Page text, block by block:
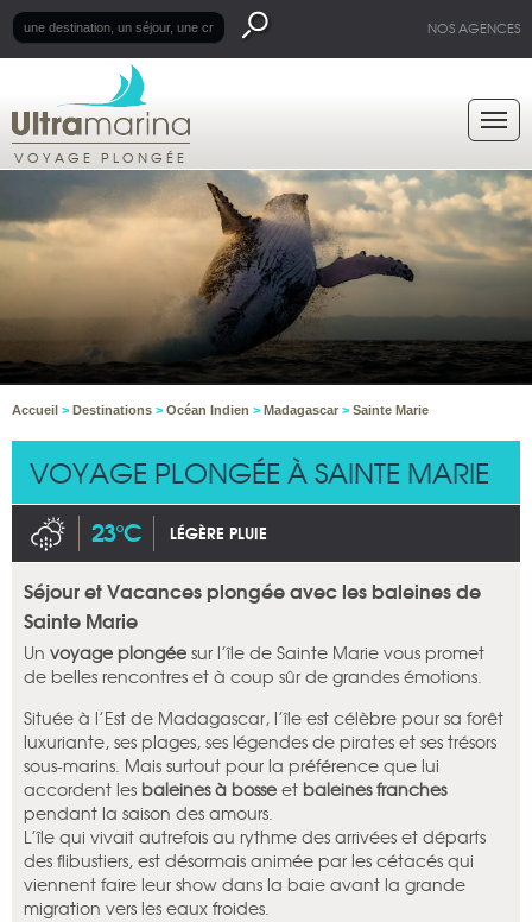
NOS AGENCES
VOYAGE PLONGÉE
Accueil > Destinations > Océan Indien > Madagascar > Sainte Marie
VOYAGE PLONGÉE À SAINTE MARIE
23°C LÉGÈRE PLUIE
Séjour et Vacances plongée avec les baleines de
Sainte Marie
Un voyage plongée sur l’île de Sainte Marie vous promet
de belles rencontres et à coup sûr de grandes émotions.
Située à l’Est de Madagascar, l’île est célèbre pour sa forêt
luxuriante, ses plages, ses légendes de pirates et ses trésors
sous-marins. Mais surtout pour la préférence que lui
accordent les baleines à bosse et baleines franches
pendant la saison des amours.
L’île qui vivait autrefois au rythme des arrivées et départs
des flibustiers, est désormais animée par les cétacés qui
viennent faire leur show dans la baie avant la grande
migration vers les eaux froides.